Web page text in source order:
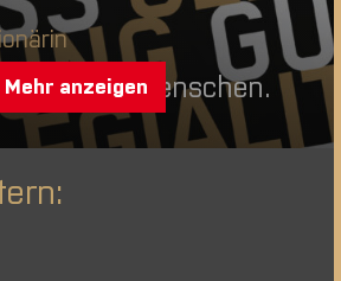
durch Menschen.
Mehr anzeigen